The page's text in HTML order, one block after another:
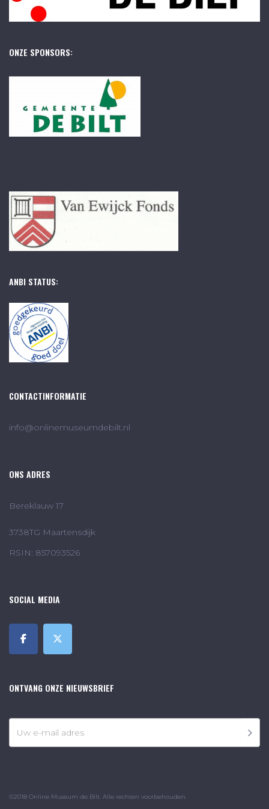
ONZE SPONSORS:
ANBI STATUS:
CONTACTINFORMATIE
info@onlinemuseumdebilt.nl
ONS ADRES
Bereklauw 17
3738TG Maartensdijk
RSIN: 857093526
SOCIAL MEDIA
ONTVANG ONZE NIEUWSBRIEF
©2018 Online Museum de Bilt. Alle rechten voorbehouden.